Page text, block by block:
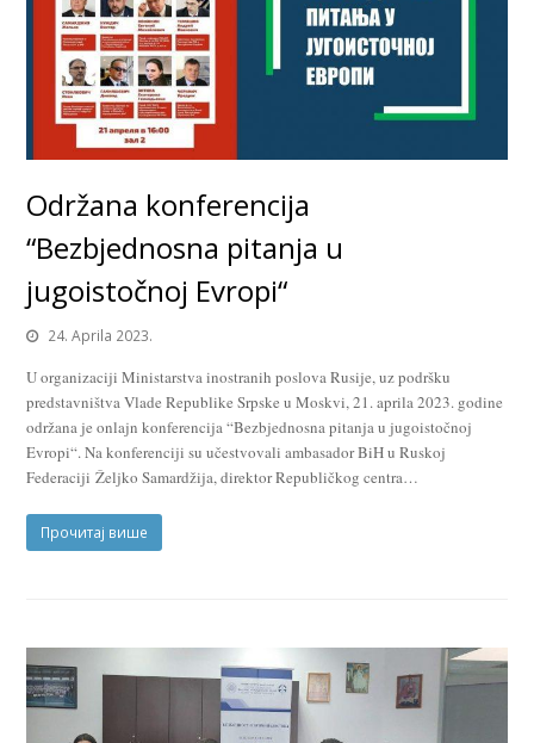
Održana konferencija
“Bezbjednosna pitanja u
jugoistočnoj Evropi“
24. Aprila 2023.
U organizaciji Ministarstva inostranih poslova Rusije, uz podršku
predstavništva Vlade Republike Srpske u Moskvi, 21. aprila 2023. godine
održana je onlajn konferencija “Bezbjednosna pitanja u jugoistočnoj
Evropi“. Na konferenciji su učestvovali ambasador BiH u Ruskoj
Federaciji Željko Samardžija, direktor Republičkog centra…
Прочитај више